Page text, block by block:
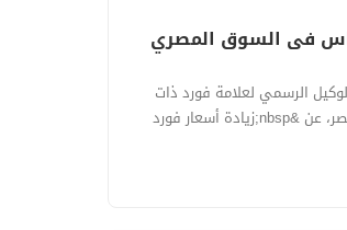
فى السوق المصري
الرسمي لعلامة فورد ذات
الصناعة الأمريكية في مصر، عن &nbsp;زيادة أسعار فورد